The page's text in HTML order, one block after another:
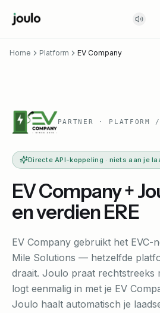
Home Platform EV Company
PARTNER · PLATFORM
Directe API-koppeling · niets aan je
EV Company +
en verdien ERE
EV Company gebruikt het EVC-
Mile Solutions — hetzelfde
draait. Joulo praat rechtstreeks
logt eenmalig in met je EV
Joulo haalt automatisch je